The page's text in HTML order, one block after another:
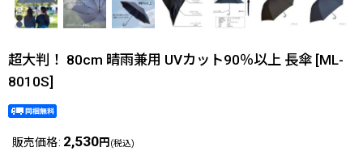
超大判！ 80cm 晴雨兼用 UVカット90％以上 長傘 [ML-
8010S]
販売価格: 2,530円 (税込)